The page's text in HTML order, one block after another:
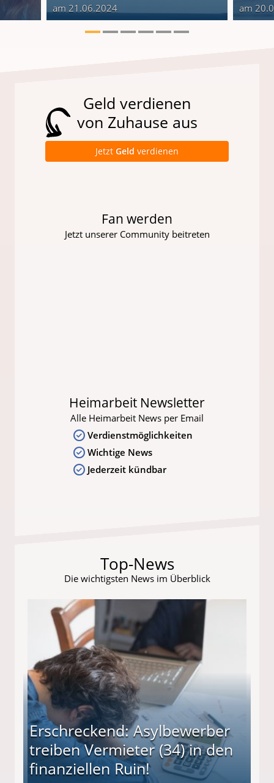
am 21.06.2024 am
Geld verdienen
von Zuhause aus
Jetzt Geld verdienen
Fan werden
Jetzt unserer Community beitreten
Heimarbeit Newsletter
Alle Heimarbeit News per Email
Verdienstmöglichkeiten
Wichtige News
Jederzeit kündbar
Top-News
Die wichtigsten News im Überblick
Erschreckend: Asylbewerber
treiben Vermieter (34) in den
finanziellen Ruin!